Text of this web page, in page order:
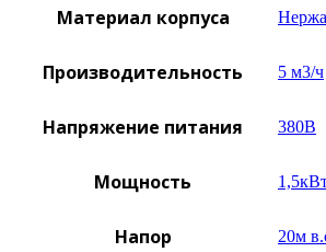
Материал корпуса
Производительность 5 м3/ч
Напряжение питания 380B
Мощность
Напор 20м